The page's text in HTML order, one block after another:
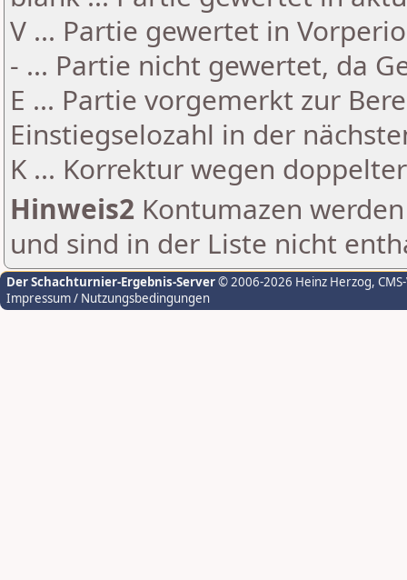
V ... Partie gewertet in
- ... Partie nicht gewertet, da
E ... Partie vorgemerkt zur
Einstiegselozahl in der
K ... Korrektur wegen
Hinweis2 Kontumazen
und sind in der Liste nicht
Der Schachturnier-Ergebnis-Server© 2006-2026 Heinz Herzog,
Impressum / Nutzungsbedingungen